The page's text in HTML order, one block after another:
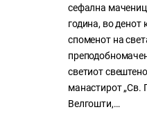
сефална
година, во денот
споменот на
светиот
манастирот „Св.
Велгошти,…